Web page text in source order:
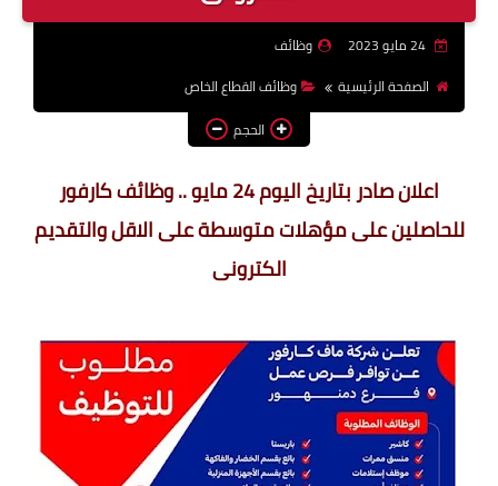
24 مايو 2023
وظائف
الصفحة الرئيسية
وظائف القطاع الخاص
الحجم
اعلان صادر بتاريخ اليوم 24 مايو .. وظائف كارفور
للحاصلين على مؤهلات متوسطة على الاقل والتقديم
الكترونى